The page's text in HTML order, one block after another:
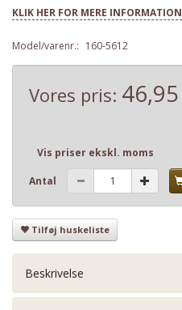
KLIK HER FOR MERE INFORMATION
Model/varenr.: 160-5612
Vores pris: 46,95
Vis priser ekskl. moms
Antal
Tilføj huskeliste
Beskrivelse